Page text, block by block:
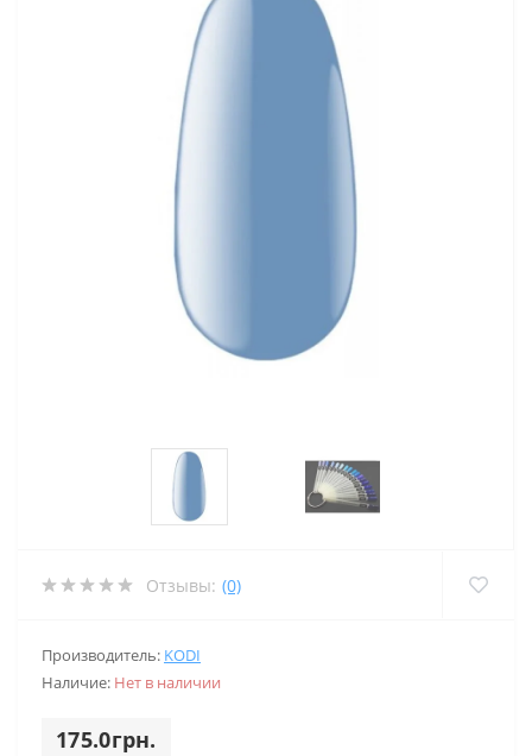
Отзывы: (0)
Производитель: KODI
Наличие: Нет в наличии
175.0грн.